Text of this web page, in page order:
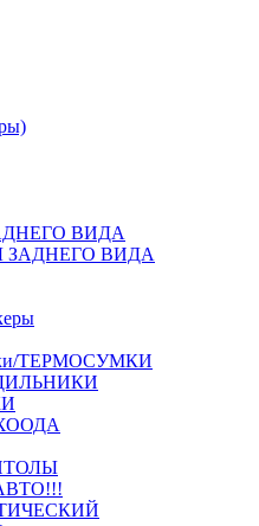
ВИДА
ВИДА
ТЕРМОСУМКИ